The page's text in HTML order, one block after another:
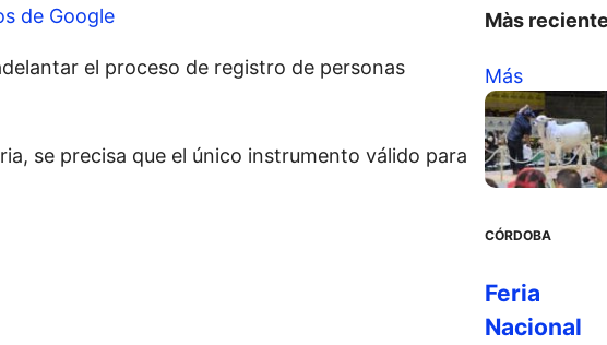
de Google
el proceso de registro de personas
se precisa que el único instrumento válido para
Màs
Más
CÓRDOBA
Feria
Nacional